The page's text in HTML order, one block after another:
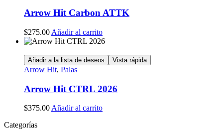
Arrow Hit Carbon ATTK
$275.00 Añadir al carrito
Añadir a la lista de deseos Vista rápida
Arrow Hit, Palas
Arrow Hit CTRL 2026
$375.00 Añadir al carrito
Categorías